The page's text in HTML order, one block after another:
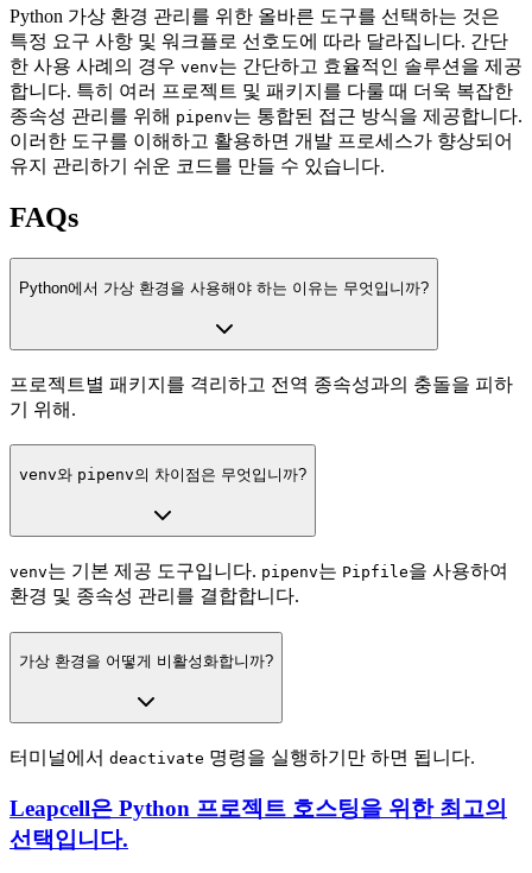
Python 가상 환경 관리를 위한 올바른 도구를 선택하는 것은
특정 요구 사항 및 워크플로 선호도에 따라 달라집니다. 간단
한 사용 사례의 경우 venv는 간단하고 효율적인 솔루션을 제공
합니다. 특히 여러 프로젝트 및 패키지를 다룰 때 더욱 복잡한
종속성 관리를 위해 pipenv는 통합된 접근 방식을 제공합니다.
이러한 도구를 이해하고 활용하면 개발 프로세스가 향상되어
유지 관리하기 쉬운 코드를 만들 수 있습니다.
FAQs
Python에서 가상 환경을 사용해야 하는 이유는 무엇입니까?
프로젝트별 패키지를 격리하고 전역 종속성과의 충돌을 피하
기 위해.
venv와 pipenv의 차이점은 무엇입니까?
venv는 기본 제공 도구입니다. pipenv는 Pipfile을 사용하여
환경 및 종속성 관리를 결합합니다.
가상 환경을 어떻게 비활성화합니까?
터미널에서 deactivate 명령을 실행하기만 하면 됩니다.
Leapcell은 Python 프로젝트 호스팅을 위한 최고의
선택입니다.